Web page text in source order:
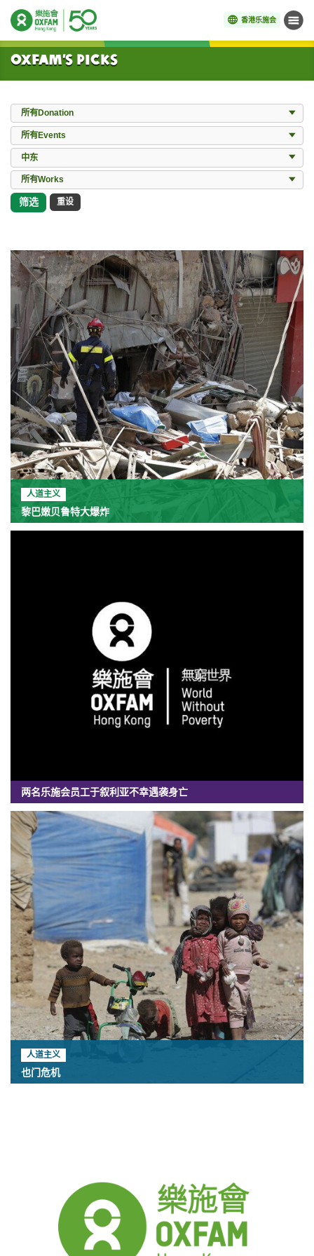
香港乐施会 菜单
开始主要内容
Oxfam’s Picks
Donation
所有Donation
Events
所有Events
Locations
中东
所有Works
所有Works
筛选 重设
人道主义
黎巴嫩贝鲁特大爆炸
两名乐施会员工于叙利亚不幸遇袭身亡
人道主义
也门危机